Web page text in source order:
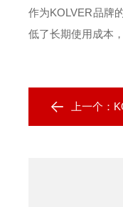
作为KOLVER品牌
低了长期使用成本
上一个：